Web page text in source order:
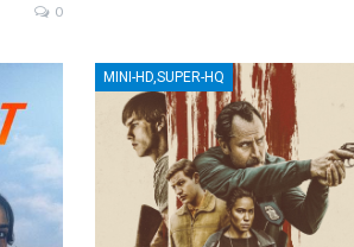
0
MINI-HD,SUPER-HQ